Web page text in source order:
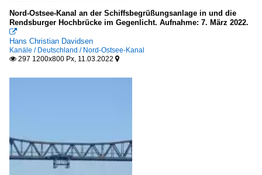
Nord-Ostsee-Kanal an der Schiffsbegrüßungsanlage in und die
Rendsburger Hochbrücke im Gegenlicht. Aufnahme: 7. März 2022.

Hans Christian Davidsen
Kanäle / Deutschland / Nord-Ostsee-Kanal
 297 1200x800 Px, 11.03.2022 